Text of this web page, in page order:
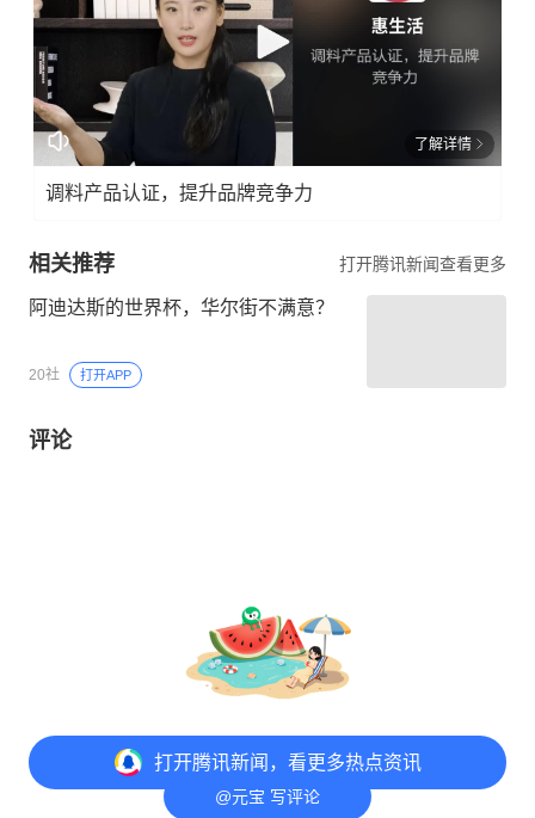
打开腾讯新闻，看更多热点资讯
了解详情
调料产品认证，提升品牌竞争力
相关推荐 打开腾讯新闻查看更多
阿迪达斯的世界杯，华尔街不满意？
20社 打开APP
评论
@元宝 写评论